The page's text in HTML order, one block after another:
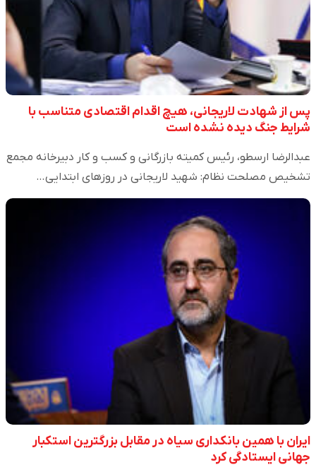
پس از شهادت لاریجانی، هیچ اقدام اقتصادی متناسب با
شرایط جنگ دیده نشده است
عبدالرضا ارسطو، رئیس کمیته بازرگانی و کسب و کار دبیرخانه مجمع
تشخیص مصلحت نظام: شهید لاریجانی در روزهای ابتدایی…
ایران با همین بانکداری سیاه در مقابل بزرگترین استکبار
جهانی ایستادگی کرد